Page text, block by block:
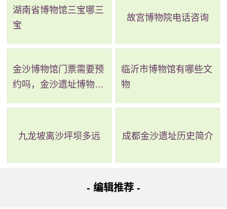
公园有很多不同的导游讲解方式，包括电子导游和殿堂讲
解，同时还有团队讲解等项目，如果想预约团队讲解的话需
要提前两天，而讲解的方式包括中文和英文两种，中文讲解5
人以下收费是100元，而5人以上收费是200元，英文讲解的
话在中文的基础上需要多收50元。
湖南省博物馆三宝哪三
宝
故宫博物院电话咨询
金沙博物馆门票需要预
约吗，金沙遗址博物馆
临沂市博物馆有哪些文
物
九龙坡离沙坪坝多远 成都金沙遗址历史简介
- 编辑推荐 -